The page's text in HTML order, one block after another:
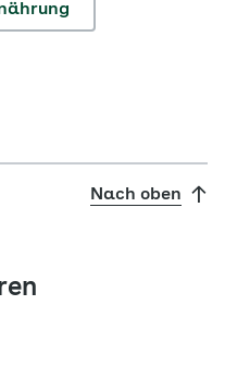
Nach oben